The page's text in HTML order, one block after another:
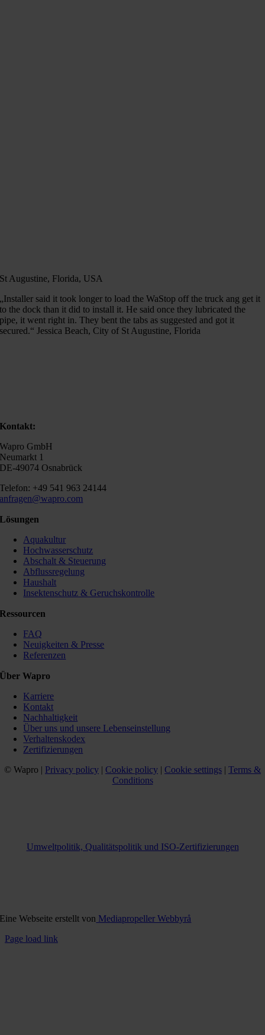
St Augustine, Florida, USA
„Installer said it took longer to load the WaStop off the truck ang get it
to the dock than it did to install it. He said once they lubricated the
pipe, it went right in. They bent the tabs as suggested and got it
secured.“ Jessica Beach, City of St Augustine, Florida
Kontakt:
Wapro GmbH
Neumarkt 1
DE-49074 Osnabrück
Telefon: +49 541 963 24144
anfragen@wapro.com
Lösungen
Aquakultur
Hochwasserschutz
Abschalt & Steuerung
Abflussregelung
Haushalt
Insektenschutz & Geruchskontrolle
Ressourcen
FAQ
Neuigkeiten & Presse
Referenzen
Über Wapro
Karriere
Kontakt
Nachhaltigkeit
Über uns und unsere Lebenseinstellung
Verhaltenskodex
Zertifizierungen
© Wapro | Privacy policy | Cookie policy | Cookie settings | Terms &
Conditions
Umweltpolitik, Qualitätspolitik und ISO-Zertifizierungen
Eine Webseite erstellt von Mediapropeller Webbyrå
Page load link